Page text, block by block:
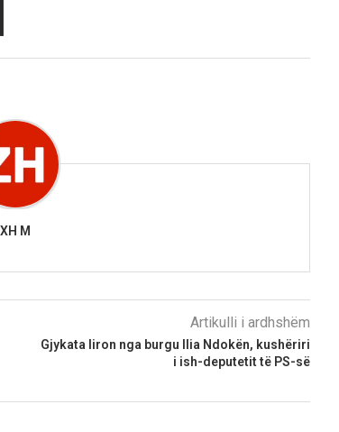
XH M
Artikulli i ardhshëm
Gjykata liron nga burgu Ilia Ndokën, kushëriri
i ish-deputetit të PS-së